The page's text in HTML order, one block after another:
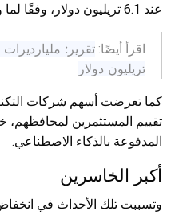
عند 6.1 تريليون دولار، وفقًا لما ورد في "بلومبرغ".
اقرأ أيضًا:
تريليون دولار
كما تعرضت أسهم شركات
تقييم المستثمرين
المدفوعة بالذكاء الاصطناعي.
أكبر الخاسرين
وتسببت تلك الأحداث في انخفاض